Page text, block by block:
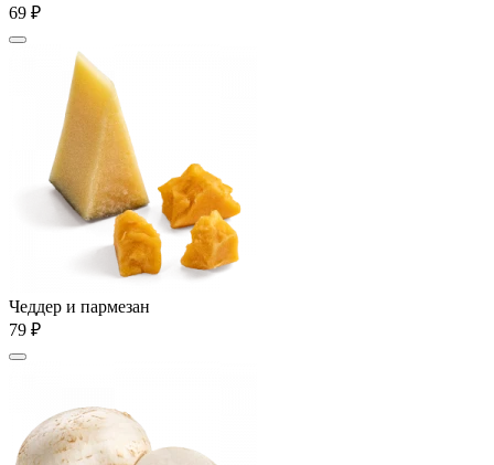
69 ₽
Чеддер и пармезан
79 ₽